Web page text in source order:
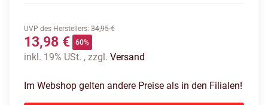
UVP des Herstellers: 34,95 €
13,98 € 60%
inkl. 19% USt. , zzgl. Versand
Im Webshop gelten andere Preise als in den Filialen!